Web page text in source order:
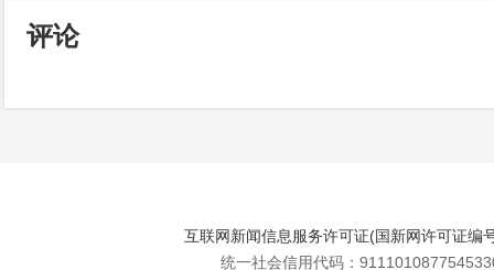
评论
互联网新闻信息服务许可证(国新网许可证编
统一社会信用代码：